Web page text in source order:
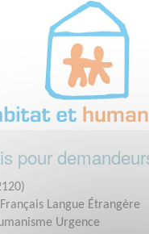
pour
Langue Étrangère
Urgence